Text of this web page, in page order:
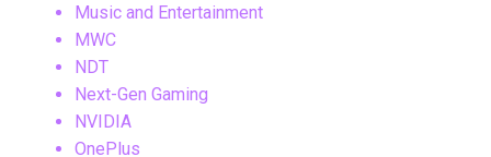
Music and Entertainment
MWC
NDT
Next-Gen Gaming
NVIDIA
OnePlus